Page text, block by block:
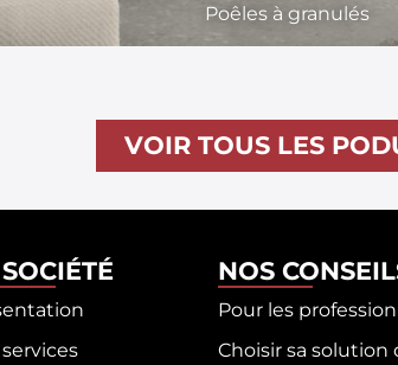
Poêles à granulés
VOIR TOUS LES
NOS
Pour les
Choisir sa solution